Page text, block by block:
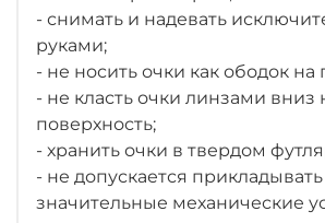
- снимать и надевать
руками;
- не носить очки как ободок на
- не класть очки линзами вниз
поверхность;
- хранить очки в твердом
- не допускается
значительные механические